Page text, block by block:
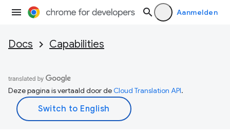
Aanmelden
Docs Capabilities
Deze pagina is vertaald door deCloud Translation API.